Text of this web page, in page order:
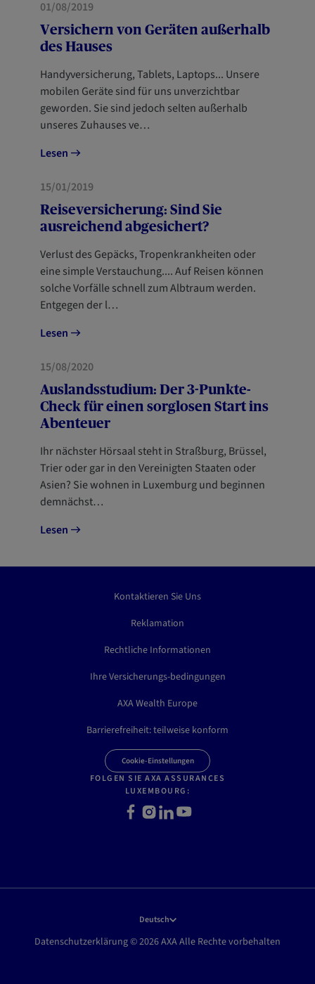
HAUS
01/08/2019
Versichern von Geräten außerhalb
des Hauses
Handyversicherung, Tablets, Laptops... Unsere
mobilen Geräte sind für uns unverzichtbar
geworden. Sie sind jedoch selten außerhalb
unseres Zuhauses ve…
Lesen
HAUS
15/01/2019
Reiseversicherung: Sind Sie
ausreichend abgesichert?
Verlust des Gepäcks, Tropenkrankheiten oder
eine simple Verstauchung.... Auf Reisen können
solche Vorfälle schnell zum Albtraum werden.
Entgegen der l…
Lesen
HAUS
15/08/2020
Auslandsstudium: Der 3-Punkte-
Check für einen sorglosen Start ins
Abenteuer
Ihr nächster Hörsaal steht in Straßburg, Brüssel,
Trier oder gar in den Vereinigten Staaten oder
Asien? Sie wohnen in Luxemburg und beginnen
demnächst…
Lesen
Kontaktieren Sie Uns
Reklamation
Rechtliche Informationen
Ihre Versicherungs-bedingungen
AXA Wealth Europe
Barrierefreiheit: teilweise konform
Cookie-Einstellungen
FOLGEN SIE AXA ASSURANCES
LUXEMBOURG:
F
I
L
n
Y
Deutsch
Datenschutzerklärung © 2026 AXA Alle Rechte vorbehalten